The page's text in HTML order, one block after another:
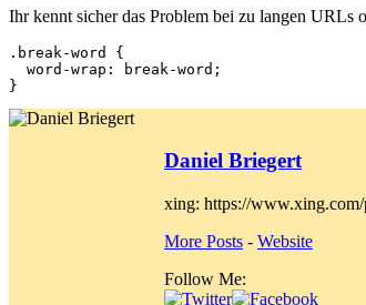
Ihr kennt sicher das Problem bei zu langen URLs
.break-word {
  word-wrap: break-word;
Daniel Briegert
xing: https://
More Posts - Website
Follow Me: